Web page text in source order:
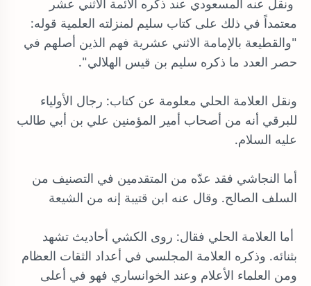
ونقل عنه المسعودي عند ذكره الأئمة الاثني عشر
معتمداً في ذلك على كتاب سليم لمنزلته العلمية قوله:
"والقطيعة بالإمامة الاثني عشرية فهم الذين أصلهم في
حصر العدد ما ذكره سليم بن قيس الهلالي".
ونقل العلامة الحلي معلومة عن كتاب: رجال الأولياء
للبرقي أنه من أصحاب أمير المؤمنين علي بن أبي طالب
عليه السلام.
أما النجاشي فقد عدّه من المتقدمين في التصنيف من
السلف الصالح. وقال عنه ابن قتيبة إنه من الشيعة
أما العلامة الحلي فقال: روى الكشي أحاديث تشهد
بثنائه. وذكره العلامة المجلسي في أعداد الثقات العظام
ومن العلماء الأعلام وعند الخوانساري فهو في أعلى